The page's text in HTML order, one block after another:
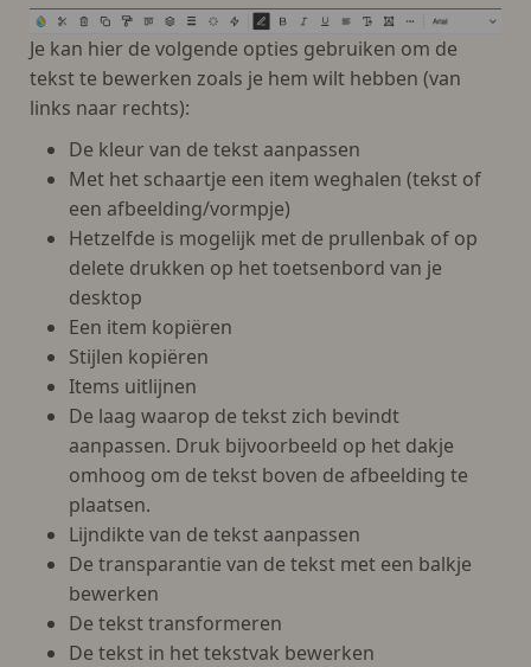
Je kan hier de volgende opties gebruiken om de
tekst te bewerken zoals je hem wilt hebben (van
links naar rechts):
De kleur van de tekst aanpassen
Met het schaartje een item weghalen (tekst of
een afbeelding/vormpje)
Hetzelfde is mogelijk met de prullenbak of op
delete drukken op het toetsenbord van je
desktop
Een item kopiëren
Stijlen kopiëren
Items uitlijnen
De laag waarop de tekst zich bevindt
aanpassen. Druk bijvoorbeeld op het dakje
omhoog om de tekst boven de afbeelding te
plaatsen.
Lijndikte van de tekst aanpassen
De transparantie van de tekst met een balkje
bewerken
De tekst transformeren
De tekst in het tekstvak bewerken